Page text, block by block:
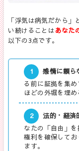
「浮気は病気だから
い続けることはあなた
以下の3点です。
1 感情に頼ら
る前に証拠を集
ほどの外堀を埋
2 法的・経済
なたの「自由」
権利を確保して
ます。